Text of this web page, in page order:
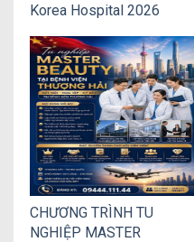
Korea Hospital 2026
Công Tại Hà Nội
CHƯƠNG TRÌNH TU
NGHIỆP MASTER